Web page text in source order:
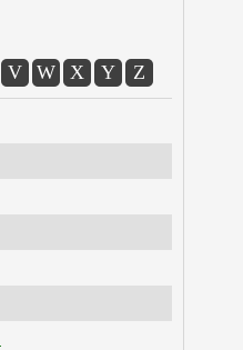
V W X Y Z